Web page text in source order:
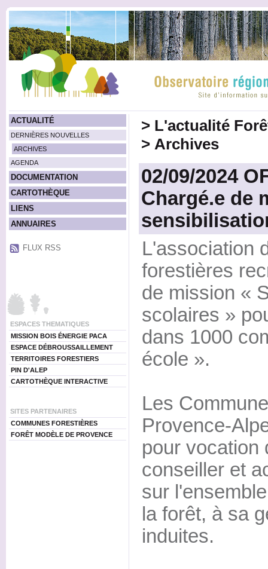
ACTUALITÉ
DERNIÈRES NOUVELLES
ARCHIVES
AGENDA
DOCUMENTATION
CARTOTHÈQUE
LIENS
ANNUAIRES
FLUX RSS
ESPACES THEMATIQUES
MISSION BOIS ÉNERGIE PACA
ESPACE DÉBROUSSAILLEMENT
TERRITOIRES FORESTIERS
PIN D'ALEP
CARTOTHÈQUE INTERACTIVE
SITES PARTENAIRES
COMMUNES FORESTIÈRES
FORÊT MODÈLE DE PROVENCE
> L'actualité
> Archives
02/09/2024
Chargé.e de
L'association
forestières
de mission «
scolaires »
dans 1000
école ».
Les
Provence-
pour vocation
conseiller et
sur
la forêt, à sa
induites.